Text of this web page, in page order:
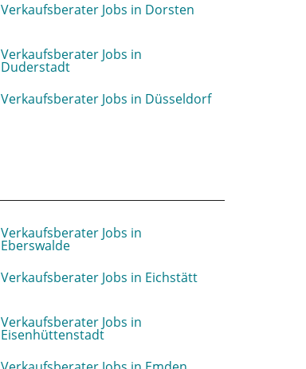
Verkaufsberater Jobs in Dorsten
Verkaufsberater Jobs in
Duderstadt
Verkaufsberater Jobs in Düsseldorf
Verkaufsberater Jobs in
Eberswalde
Verkaufsberater Jobs in Eichstätt
Verkaufsberater Jobs in
Eisenhüttenstadt